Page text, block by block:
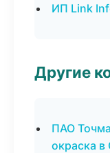
ИП Link
Другие
ПАО
окраска в